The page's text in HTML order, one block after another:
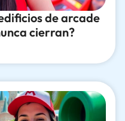
de arcade
cierran?